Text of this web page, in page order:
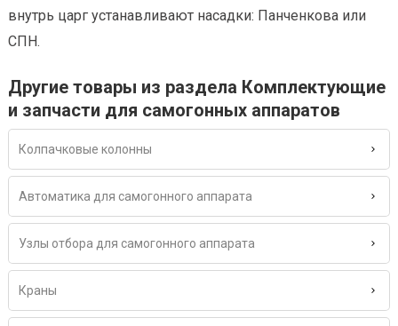
внутрь царг устанавливают насадки: Панченкова или
СПН.
Другие товары из раздела Комплектующие
и запчасти для самогонных аппаратов
Колпачковые колонны
Автоматика для самогонного аппарата
Узлы отбора для самогонного аппарата
Краны